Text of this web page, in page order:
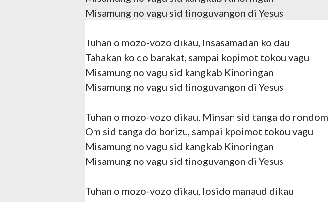
Misamung no vagu sid tinoguvangon di Yesus
Tuhan o mozo-vozo dikau, Insasamadan ko dau
Tahakan ko do barakat, sampai kopimot tokou vagu
Misamung no vagu sid kangkab Kinoringan
Misamung no vagu sid tinoguvangon di Yesus
Tuhan o mozo-vozo dikau, Minsan sid tanga do rondom
Om sid tanga do borizu, sampai kpoimot tokou vagu
Misamung no vagu sid kangkab Kinoringan
Misamung no vagu sid tinoguvangon di Yesus
Tuhan o mozo-vozo dikau, Iosido manaud dikau